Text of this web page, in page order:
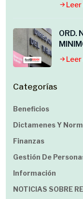
ORD.
Categorías
Beneficios
Dictamenes Y
Finanzas
Gestión De
Información
NOTICIAS SOBRE